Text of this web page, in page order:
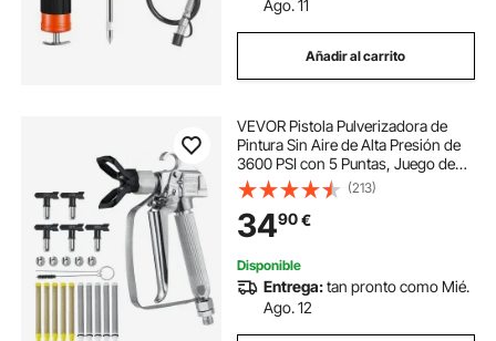
Ago. 11
Añadir al carrito
VEVOR Pistola Pulverizadora de
Pintura Sin Aire de Alta Presión de
3600 PSI con 5 Puntas, Juego de
Pistola Pulverizadora Sin Aire con
Junta Giratoria con Filtros, Aguja de
Limpieza y Cepillo
(213)
3490€
Disponible
Entrega:tan pronto como Mié.
Ago. 12